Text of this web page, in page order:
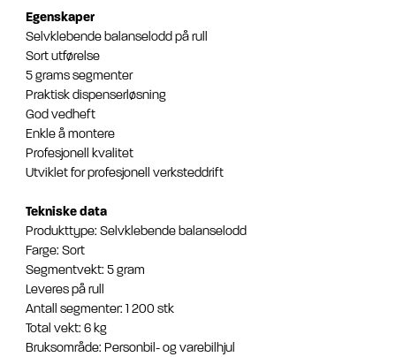
Egenskaper
Selvklebende balanselodd på rull
Sort utførelse
5 grams segmenter
Praktisk dispenserløsning
God vedheft
Enkle å montere
Profesjonell kvalitet
Utviklet for profesjonell verksteddrift
Tekniske data
Produkttype: Selvklebende balanselodd
Farge: Sort
Segmentvekt: 5 gram
Leveres på rull
Antall segmenter: 1 200 stk
Total vekt: 6 kg
Bruksområde: Personbil- og varebilhjul